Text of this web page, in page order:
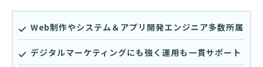
Web制作やシステム＆アプリ開発エンジニア多数所属
デジタルマーケティングにも強く運用も一貫サポート